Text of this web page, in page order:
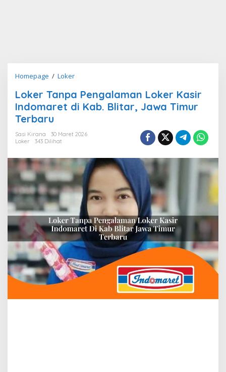
Homepage / LokerLoker
Pengalaman
Loker
di
Blitar,
Jawa
Timur
Terbaru
Loker Tanpa Pengalaman Loker Kasir
Indomaret di Kab. Blitar, Jawa Timur
Terbaru
Sasi Kirana
30 Maret 2026
Loker
343 Dilihat